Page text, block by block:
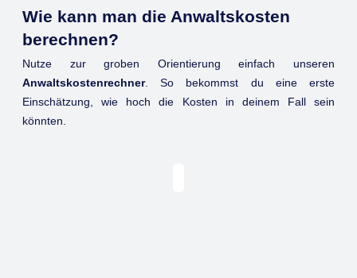
Wie kann man die Anwaltskosten
berechnen?
Nutze zur groben Orientierung einfach unseren
Anwaltskostenrechner. So bekommst du eine erste
Einschätzung, wie hoch die Kosten in deinem Fall sein
könnten.